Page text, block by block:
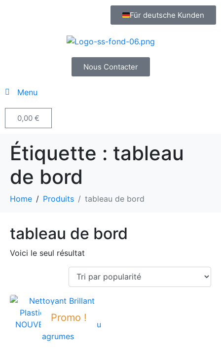
Für deutsche Kunden
Nous Contacter
Menu
0,00 €
Étiquette : tableau
de bord
Home Produits tableau de bord
tableau de bord
Voici le seul résultat
Promo !